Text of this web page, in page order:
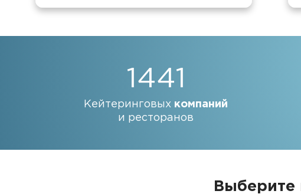
1441
Кейтеринговых компаний
и ресторанов
Выберите